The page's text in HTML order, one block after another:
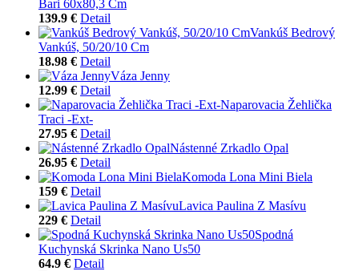
Bari 60x80,3 Cm
139.9 € Detail
Vankúš Bedrový
Vankúš, 50/20/10 Cm
18.98 € Detail
Váza Jenny
12.99 € Detail
Naparovacia Žehlička
Traci -Ext-
27.95 € Detail
Nástenné Zrkadlo Opal
26.95 € Detail
Komoda Lona Mini Biela
159 € Detail
Lavica Paulina Z Masívu
229 € Detail
Spodná
Kuchynská Skrinka Nano Us50
64.9 € Detail